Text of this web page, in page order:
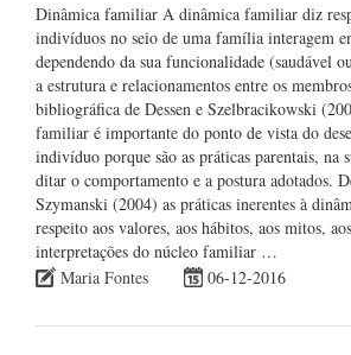
Dinâmica familiar A dinâmica familiar diz
indivíduos no seio de uma família interagem
dependendo da sua funcionalidade (saudável
a estrutura e relacionamentos entre os
bibliográfica de Dessen e Szelbracikowski
familiar é importante do ponto de vista do
indivíduo porque são as práticas parentais, na
ditar o comportamento e a postura adotados.
Szymanski (2004) as práticas inerentes à
respeito aos valores, aos hábitos, aos mitos,
interpretações do núcleo familiar …
Maria Fontes
06-12-2016